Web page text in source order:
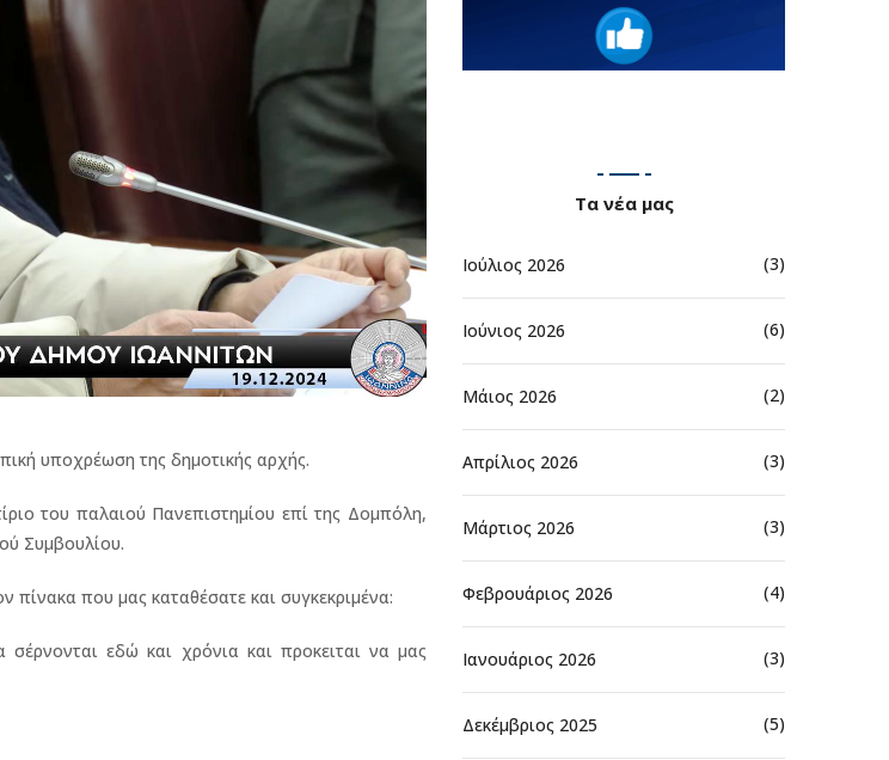
υποχρέωση της δημοτικής αρχής.
του παλαιού Πανεπιστημίου επί της Δομπόλη,
Συμβουλίου.
που μας καταθέσατε και συγκεκριμένα:
σέρνονται εδώ και χρόνια και προκειται να μας
Τα νέα μας
Ιούλιος 2026 (3)
Ιούνιος 2026 (6)
Μάιος 2026 (2)
Απρίλιος 2026 (3)
Μάρτιος 2026 (3)
Φεβρουάριος 2026 (4)
Ιανουάριος 2026 (3)
Δεκέμβριος 2025 (5)